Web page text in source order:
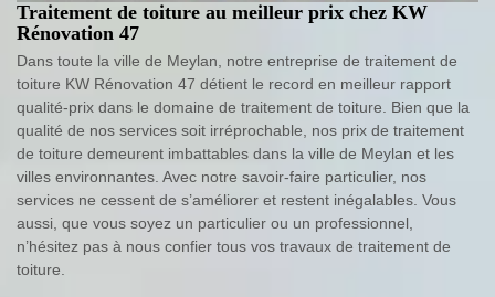
Traitement de toiture au meilleur prix chez KW
Rénovation 47
Dans toute la ville de Meylan, notre entreprise de traitement de
toiture KW Rénovation 47 détient le record en meilleur rapport
qualité-prix dans le domaine de traitement de toiture. Bien que la
qualité de nos services soit irréprochable, nos prix de traitement
de toiture demeurent imbattables dans la ville de Meylan et les
villes environnantes. Avec notre savoir-faire particulier, nos
services ne cessent de s’améliorer et restent inégalables. Vous
aussi, que vous soyez un particulier ou un professionnel,
n’hésitez pas à nous confier tous vos travaux de traitement de
toiture.